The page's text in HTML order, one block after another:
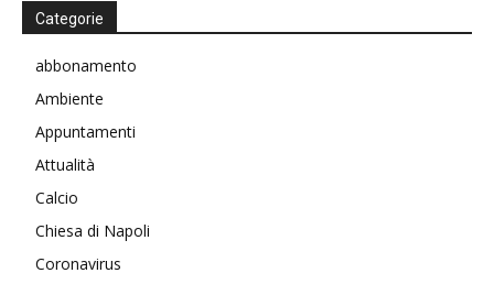
Categorie
abbonamento
Ambiente
Appuntamenti
Attualità
Calcio
Chiesa di Napoli
Coronavirus